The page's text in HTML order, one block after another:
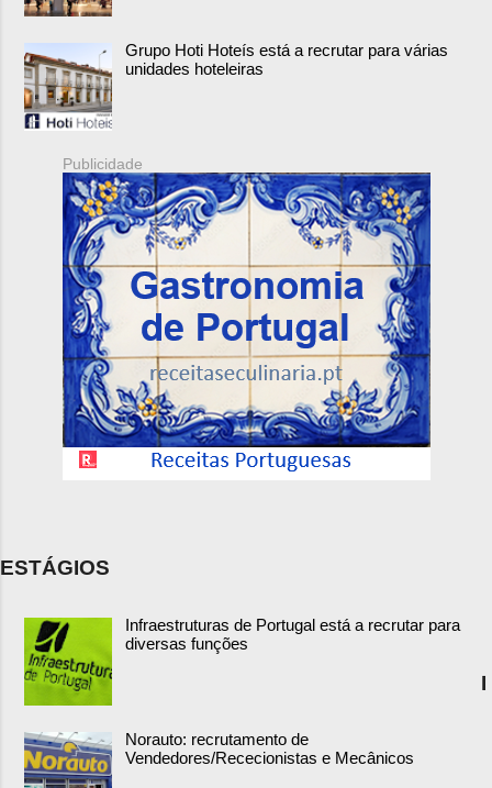
Grupo Hoti Hoteís está a recrutar para várias
unidades hoteleiras
Publicidade
ESTÁGIOS
Infraestruturas de Portugal está a recrutar para
diversas funções
Norauto: recrutamento de
Vendedores/Rececionistas e Mecânicos
I